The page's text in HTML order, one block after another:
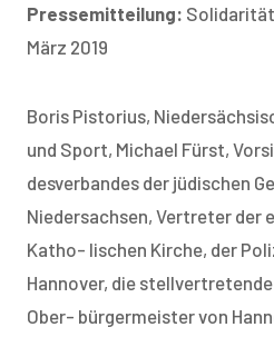
Pressemitteilung: Solidarität
März 2019
Boris Pistorius,
und Sport, Michael Fürst,
desverbandes der jüdischen
Niedersachsen, Vertreter der
Katho- lischen Kirche, der
Hannover, die
Ober- bürgermeister von